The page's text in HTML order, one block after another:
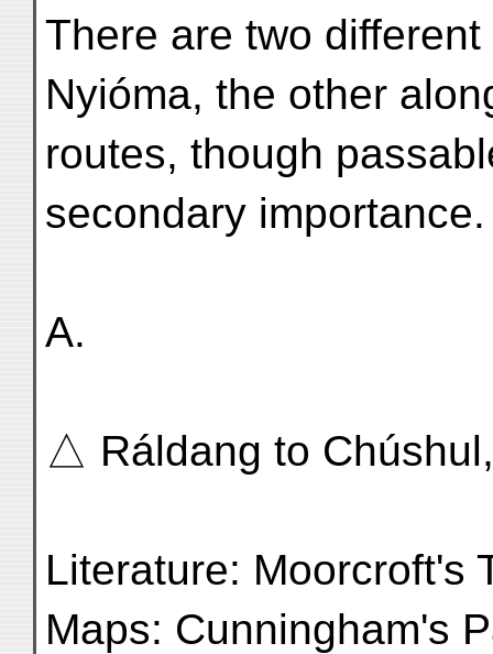
There are two
Nyióma, the other
routes, though
secondary importance.
A.
△ Ráldang to
Literature: Moorcroft's
Maps: Cunningham's